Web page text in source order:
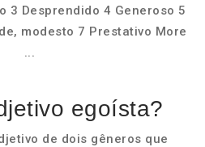
3 Desprendido 4 Generoso 5
modesto 7 Prestativo More
...
egoísta?
de dois gêneros que